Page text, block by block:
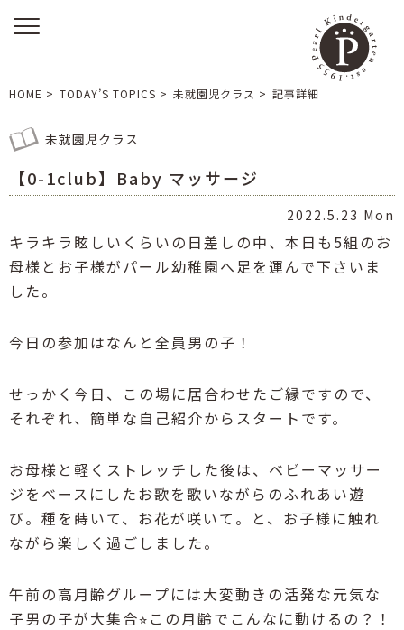
HOME > TODAY’S TOPICS > 未就園児クラス > 記事詳細
未就園児クラス
【0-1club】Baby マッサージ
2022.5.23 Mon
キラキラ眩しいくらいの日差しの中、本日も 5組のお
母様とお子様がパール幼稚園へ足を運んで下さいま
した。
今日の参加はなんと全員男の子！
せっかく今日、この場に居合わせたご縁ですので、
それぞれ、簡単な自己紹介からスタートです。
お母様と軽くストレッチした後は、 ベビーマッサー
ジをベースにしたお歌を歌いながらのふれあい遊
び。 種を蒔いて、お花が咲いて。と、お子様に触れ
ながら楽しく過ごしました。
午前の高月齢グループには大変動きの活発な元気な
子男の子が大集合⭐︎ この月齢でこんなに動けるの？！